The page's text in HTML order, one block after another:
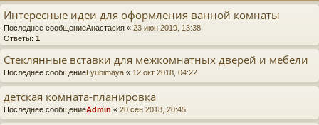
Интересные идеи для оформления ванной комнаты
Последнее сообщениеАнастасия « 23 июн 2019, 13:38
Ответы: 1
Стеклянные вставки для межкомнатных дверей и мебели
Последнее сообщениеLyubimaya « 12 окт 2018, 04:22
детская комната-планировка
Последнее сообщениеAdmin « 20 сен 2018, 20:45